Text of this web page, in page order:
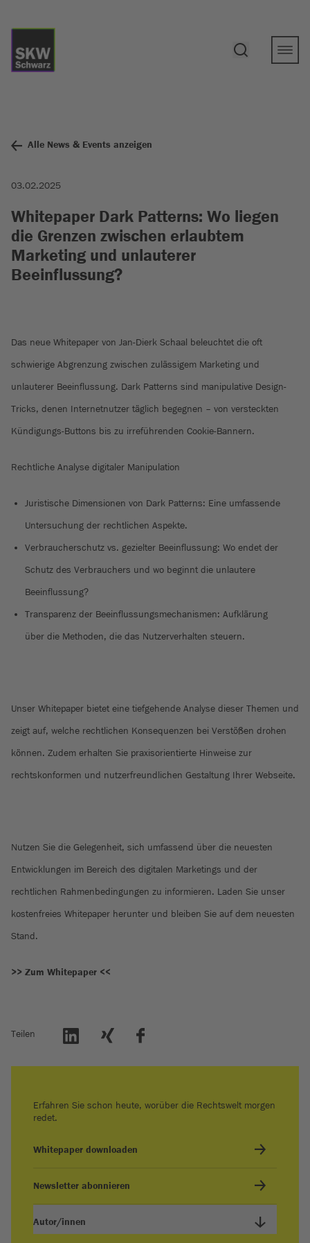
Alle News & Events anzeigen
03.02.2025
Whitepaper Dark Patterns: Wo liegen
die Grenzen zwischen erlaubtem
Marketing und unlauterer
Beeinflussung?
Das neue Whitepaper von Jan-Dierk Schaal beleuchtet die oft
schwierige Abgrenzung zwischen zulässigem Marketing und
unlauterer Beeinflussung. Dark Patterns sind manipulative Design-
Tricks, denen Internetnutzer täglich begegnen – von versteckten
Kündigungs-Buttons bis zu irreführenden Cookie-Bannern.
Rechtliche Analyse digitaler Manipulation
Juristische Dimensionen von Dark Patterns: Eine umfassende
Untersuchung der rechtlichen Aspekte.
Verbraucherschutz vs. gezielter Beeinflussung: Wo endet der
Schutz des Verbrauchers und wo beginnt die unlautere
Beeinflussung?
Transparenz der Beeinflussungsmechanismen: Aufklärung
über die Methoden, die das Nutzerverhalten steuern.
Unser Whitepaper bietet eine tiefgehende Analyse dieser Themen und
zeigt auf, welche rechtlichen Konsequenzen bei Verstößen drohen
können. Zudem erhalten Sie praxisorientierte Hinweise zur
rechtskonformen und nutzerfreundlichen Gestaltung Ihrer Webseite.
Nutzen Sie die Gelegenheit, sich umfassend über die neuesten
Entwicklungen im Bereich des digitalen Marketings und der
rechtlichen Rahmenbedingungen zu informieren. Laden Sie unser
kostenfreies Whitepaper herunter und bleiben Sie auf dem neuesten
Stand.
>> Zum Whitepaper <<
Teilen
Erfahren Sie schon heute, worüber die Rechtswelt morgen
redet.
Whitepaper downloaden
Newsletter abonnieren
Autor/innen